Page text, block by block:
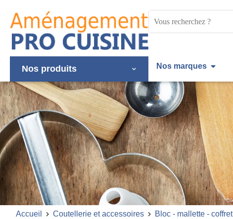
Nos produits Nos marques
Accueil Coutellerie et accessoires Bloc - mallette - coffret